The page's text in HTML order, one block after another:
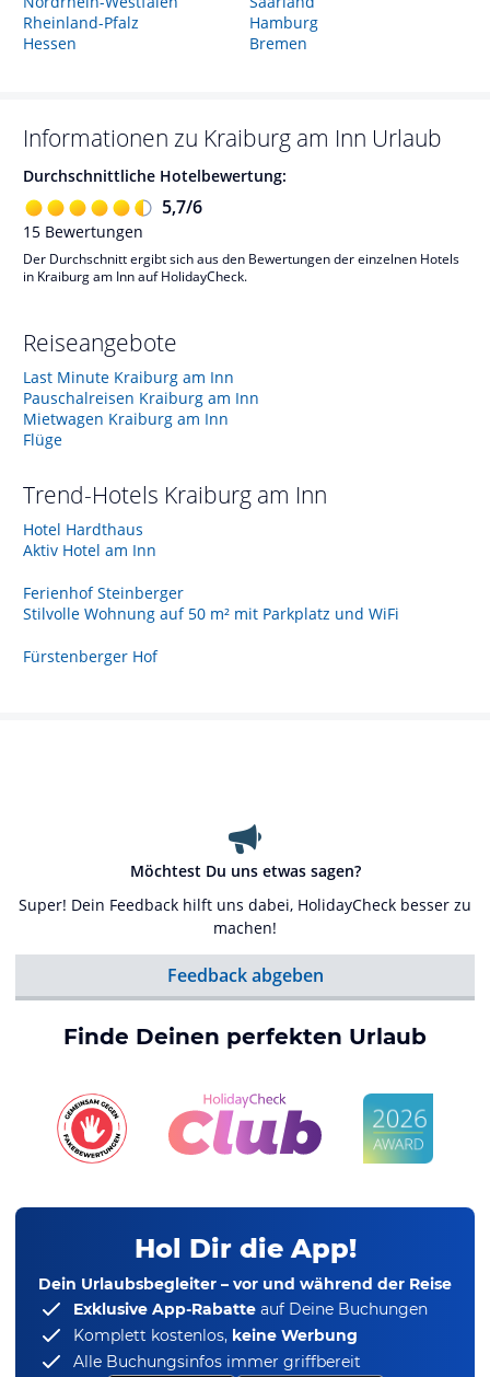
Rheinland-Pfalz
Hessen
Hamburg
Bremen
Informationen zu Kraiburg am Inn Urlaub
Durchschnittliche Hotelbewertung:
5,7/6
15 Bewertungen
Der Durchschnitt ergibt sich aus den Bewertungen der einzelnen Hotels
in Kraiburg am Inn auf HolidayCheck.
Reiseangebote
Last Minute Kraiburg am Inn
Pauschalreisen Kraiburg am Inn
Mietwagen Kraiburg am Inn
Flüge
Trend-Hotels Kraiburg am Inn
Hotel Hardthaus
Aktiv Hotel am Inn
Ferienhof Steinberger
Stilvolle Wohnung auf 50 m² mit Parkplatz und WiFi
Fürstenberger Hof
Möchtest Du uns etwas sagen?
Super! Dein Feedback hilft uns dabei, HolidayCheck besser zu
machen!
Feedback abgeben
Finde Deinen perfekten Urlaub
Hol Dir die App!
Dein Urlaubsbegleiter – vor und während der Reise
Exklusive App-Rabatte auf Deine Buchungen
Komplett kostenlos, keine Werbung
Alle Buchungsinfos immer griffbereit